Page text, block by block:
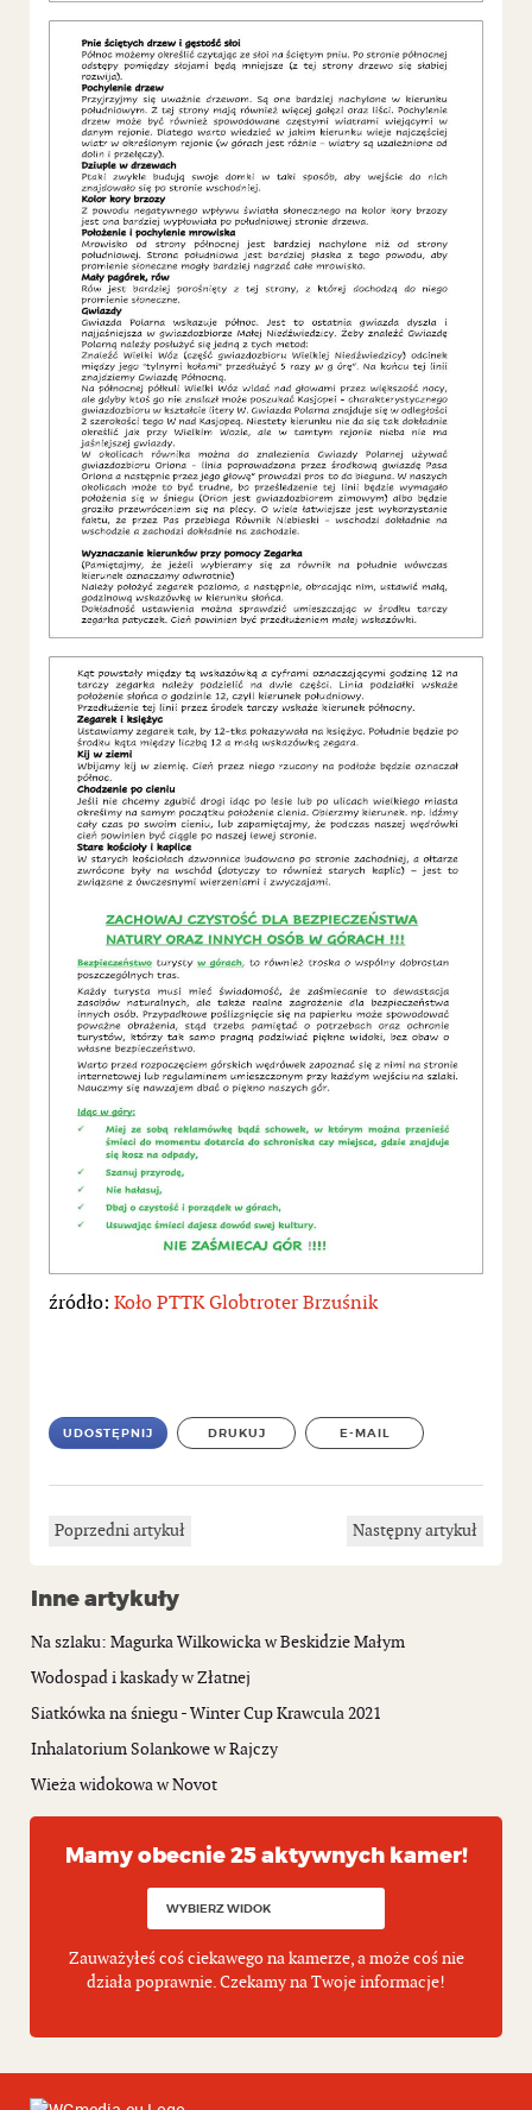
źródło: Koło PTTK Globtroter Brzuśnik
UDOSTĘPNIJ DRUKUJ E-MAIL
Poprzedni artykuł Następny artykuł
Inne artykuły
Na szlaku: Magurka Wilkowicka w Beskidzie Małym
Wodospad i kaskady w Złatnej
Siatkówka na śniegu - Winter Cup Krawcula 2021
Inhalatorium Solankowe w Rajczy
Wieża widokowa w Novot
Mamy obecnie 25 aktywnych kamer!
Zauważyłeś coś ciekawego na kamerze, a może coś nie
działa poprawnie. Czekamy na Twoje informacje!